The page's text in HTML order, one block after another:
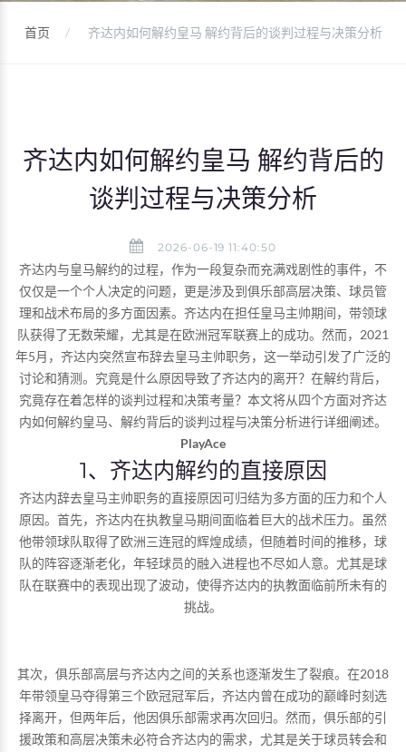
首页 齐达内如何解约皇马 解约背后的谈判过程与决策分析
齐达内如何解约皇马 解约背后的
谈判过程与决策分析
2026-06-19 11:40:50
齐达内与皇马解约的过程，作为一段复杂而充满戏剧性的事件，不
仅仅是一个个人决定的问题，更是涉及到俱乐部高层决策、球员管
理和战术布局的多方面因素。齐达内在担任皇马主帅期间，带领球
队获得了无数荣耀，尤其是在欧洲冠军联赛上的成功。然而，2021
年5月，齐达内突然宣布辞去皇马主帅职务，这一举动引发了广泛的
讨论和猜测。究竟是什么原因导致了齐达内的离开？在解约背后，
究竟存在着怎样的谈判过程和决策考量？本文将从四个方面对齐达
内如何解约皇马、解约背后的谈判过程与决策分析进行详细阐述。
PlayAce
1、齐达内解约的直接原因
齐达内辞去皇马主帅职务的直接原因可归结为多方面的压力和个人
原因。首先，齐达内在执教皇马期间面临着巨大的战术压力。虽然
他带领球队取得了欧洲三连冠的辉煌成绩，但随着时间的推移，球
队的阵容逐渐老化，年轻球员的融入进程也不尽如人意。尤其是球
队在联赛中的表现出现了波动，使得齐达内的执教面临前所未有的
挑战。
其次，俱乐部高层与齐达内之间的关系也逐渐发生了裂痕。在2018
年带领皇马夺得第三个欧冠冠军后，齐达内曾在成功的巅峰时刻选
择离开，但两年后，他因俱乐部需求再次回归。然而，俱乐部的引
援政策和高层决策未必符合齐达内的需求，尤其是关于球员转会和